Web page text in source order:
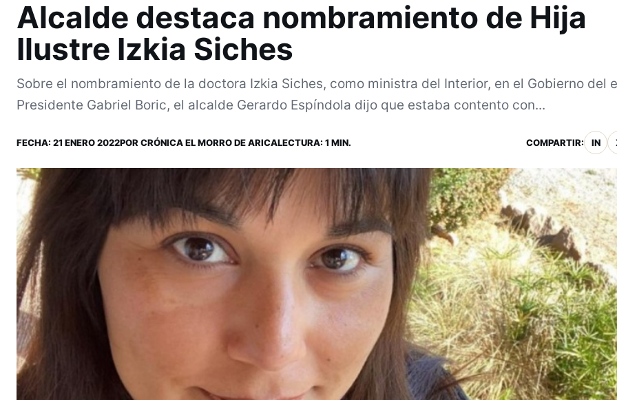
Alcalde destaca nombramiento de Hija
Ilustre Izkia Siches
Sobre el nombramiento de la doctora Izkia Siches, como ministra del Interior, en el Gobierno del
Presidente Gabriel Boric, el alcalde Gerardo Espíndola dijo que estaba contento con...
FECHA: 21 ENERO 2022POR CRÓNICA EL MORRO DE ARICALECTURA: 1 MIN. COMPARTIR: IN